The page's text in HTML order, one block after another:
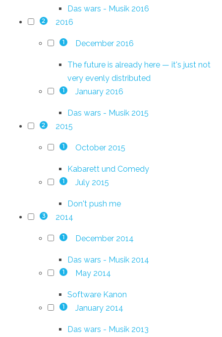
Das wars - Musik 2016
2 2016
1 December 2016
The future is already here — it's just not
very evenly distributed
1 January 2016
Das wars - Musik 2015
2 2015
1 October 2015
Kabarett und Comedy
1 July 2015
Don't push me
3 2014
1 December 2014
Das wars - Musik 2014
1 May 2014
Software Kanon
1 January 2014
Das wars - Musik 2013